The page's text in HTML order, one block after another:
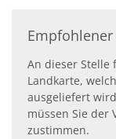
An dieser Stelle
Landkarte,
ausgeliefert
müssen Sie der
zustimmen.